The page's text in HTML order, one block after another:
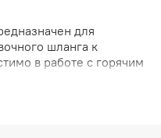
для
шланга к
в работе с горячим